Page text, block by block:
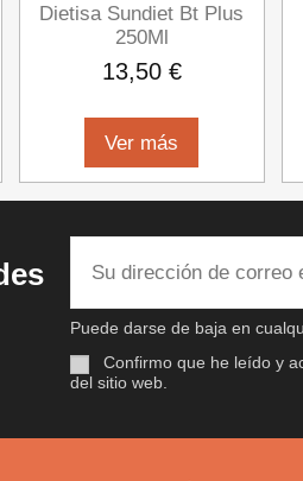
Dietisa Sundiet Bt Plus
250Ml
13,50 €
Ver más
Puede darse de baja en
Confirmo que he leído y
del sitio web.